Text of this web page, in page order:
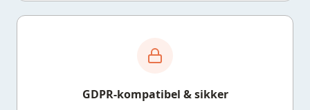
GDPR-kompatibel & sikker